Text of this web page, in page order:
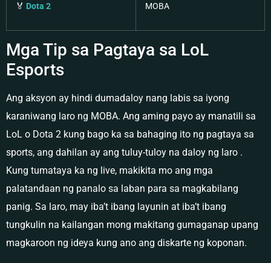
🏅 Dota 2 MOBA
Mga Tip sa Pagtaya sa LoL
Esports
Ang aksyon ay hindi dumadaloy nang labis sa iyong
karaniwang laro ng MOBA. Ang aming payo ay manatili sa
LoL o Dota 2 kung bago ka sa bahaging ito ng pagtaya sa
sports, ang dahilan ay ang tuluy-tuloy na daloy ng laro .
Kung tumataya ka ng live, makikita mo ang mga
palatandaan ng panalo sa laban para sa magkabilang
panig. Sa laro, may iba’t ibang layunin at iba’t ibang
tungkulin na kailangan mong makitang gumaganap upang
magkaroon ng ideya kung ano ang diskarte ng koponan.